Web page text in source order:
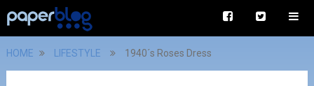
HOME LIFESTYLE 1940´s Roses Dress